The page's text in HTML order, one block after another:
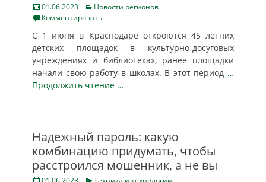
Posted
on
01.06.2023 Categories
Новости регионов
Комментировать
С 1 июня в Краснодаре откроются 45 летних
детских площадок в культурно-досуговых
учреждениях и библиотеках, ранее площадки
начали свою работу в школах. В этот период …
Продолжить чтение …
Надежный пароль: какую
комбинацию придумать, чтобы
расстроился мошенник, а не вы
Posted
Categories